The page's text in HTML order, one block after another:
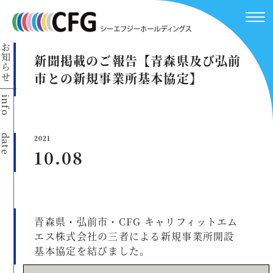
お知らせ
info
新聞掲載のご報告【青森県及び弘前
市との新規事業所基本協定】
date 2021
10.08
青森県・弘前市・CFG キャリフィットエム
エス株式会社の三者による新規事業所開設
基本協定を結びました。